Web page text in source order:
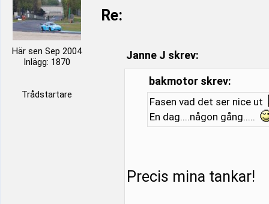
Här sen Sep 2004
Inlägg: 1870
Trådstartare
Re:
Janne J skrev:
bakmotor skrev:
Fasen vad det ser nice ut
En dag....någon gång.....
Precis mina tankar!